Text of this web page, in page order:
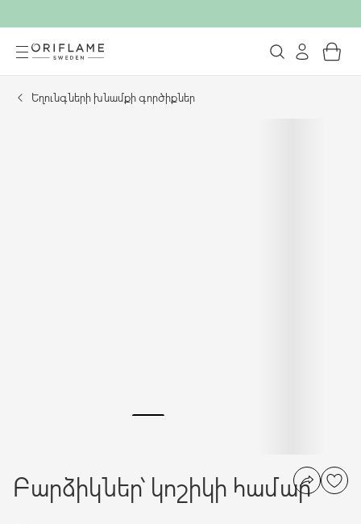
Եղունգների խնամքի գործիքներ
Բարձիկներ՝ կոշիկի համար